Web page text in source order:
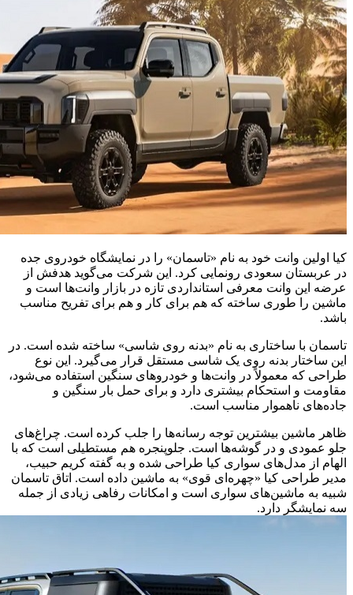
کیا اولین وانت خود به نام «تاسمان» را در نمایشگاه خودروی جده
در عربستان سعودی رونمایی کرد. این شرکت می‌گوید هدفش از
عرضه این وانت معرفی استانداردی تازه‌ در بازار وانت‌ها است و
ماشین را طوری ساخته که هم برای کار و هم برای تفریح مناسب
باشد.
تاسمان با ساختاری به نام «بدنه روی شاسی‌» ساخته شده است. در
این ساختار بدنه روی یک شاسی مستقل قرار می‌گیرد. این نوع
طراحی که معمولاً در وانت‌ها و خودروهای سنگین استفاده می‌شود،
مقاومت و استحکام بیشتری دارد و برای حمل بار سنگین و
جاده‌های ناهموار مناسب‌ است.
ظاهر ماشین بیشترین توجه رسانه‌ها را جلب کرده است. چراغ‌های
جلو عمودی و در گوشه‌ها است. جلوپنجره هم مستطیلی است که با
الهام از مدل‌های سواری کیا طراحی شده و به گفته کریم حبیب،
مدیر طراحی کیا «چهره‌ای قوی» به ماشین داده است. اتاق تاسمان
شبیه به ماشین‌های سواری است و امکانات رفاهی زیادی از جمله
سه نمایشگر دارد.